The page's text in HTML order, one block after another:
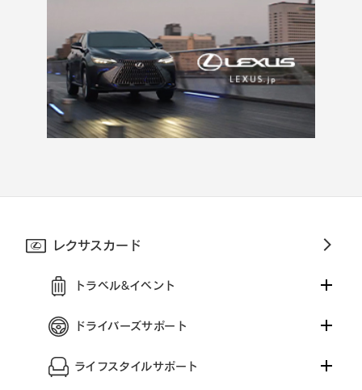
レクサスカード
トラベル&イベント
ドライバーズサポート
ライフスタイルサポート